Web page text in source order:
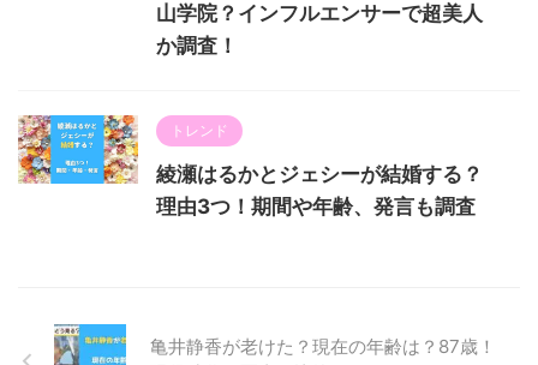
山学院？インフルエンサーで超美人
か調査！
トレンド
綾瀬はるかとジェシーが結婚する？
理由3つ！期間や年齢、発言も調査
亀井静香が老けた？現在の年齢は？87歳！